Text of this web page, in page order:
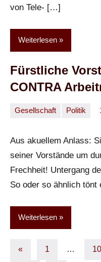
von Tele- […]
Weiterlesen
Fürstliche
CONTRA
Gesellschaft Politik
Aus akuellem Anlass:
seiner Vorstände um
Frechheit! Untergang
So oder so ähnlich
Weiterlesen
« Vorherige
1 …